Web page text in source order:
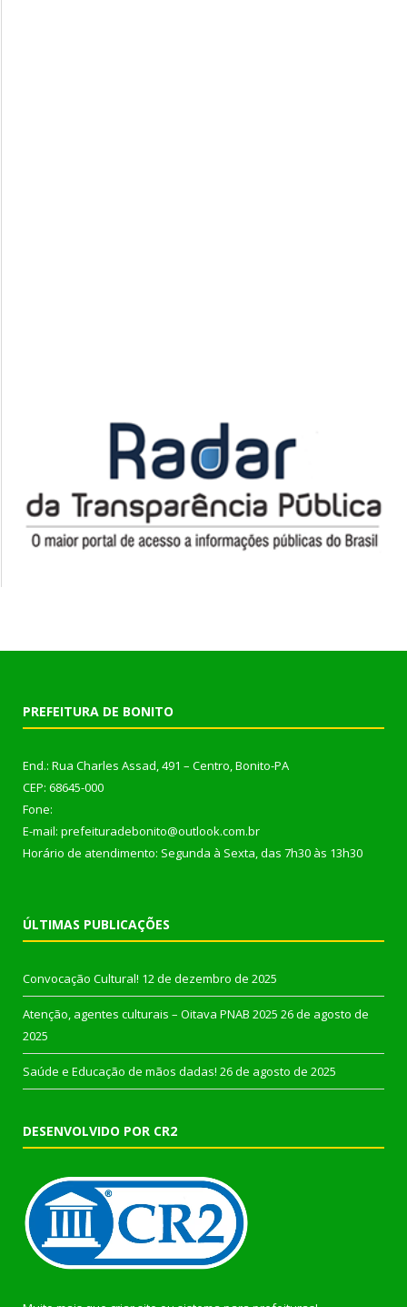
PREFEITURA DE BONITO
End.: Rua Charles Assad, 491 – Centro, Bonito-PA
CEP: 68645-000
Fone:
E-mail: prefeituradebonito@outlook.com.br
Horário de atendimento: Segunda à Sexta, das 7h30 às 13h30
ÚLTIMAS PUBLICAÇÕES
Convocação Cultural! 12 de dezembro de 2025
Atenção, agentes culturais – Oitava PNAB 2025 26 de agosto de
2025
Saúde e Educação de mãos dadas! 26 de agosto de 2025
DESENVOLVIDO POR CR2